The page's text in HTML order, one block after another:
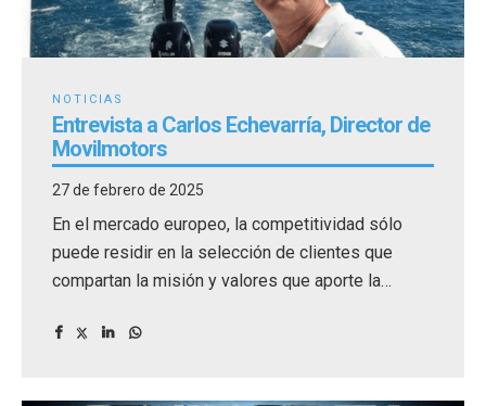
NOTICIAS
Entrevista a Carlos Echevarría, Director de
Movilmotors
27 de febrero de 2025
En el mercado europeo, la competitividad sólo
puede residir en la selección de clientes que
compartan la misión y valores que aporte la